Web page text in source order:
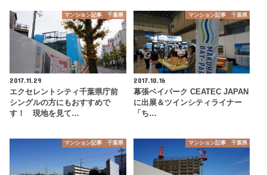
マンション記事 千葉県
2017.11.29
エクセレントシティ千葉県庁前
シングルの方にもおすすめで
す！ 現地を見て…
マンション記事 千葉県
2017.10.16
幕張ベイパーク CEATEC JAPAN
に出展＆ツインシティライナー
「ち…
マンション記事 千葉県 マンション記事 千葉県